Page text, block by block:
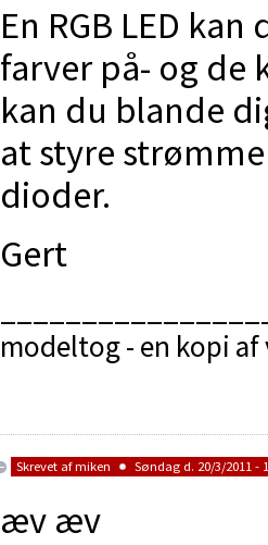
En RGB LED
farver på- og de
kan du blande
at styre
dioder.
Gert
modeltog - en kopi
Skrevet afmiken Søndag d. 20/3/2011 -
æv æv